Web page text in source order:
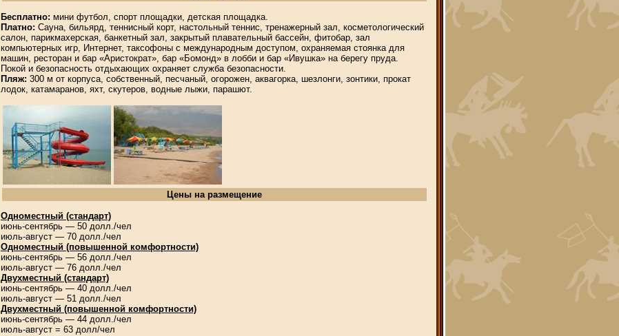
Бесплатно: мини футбол, спорт площадки, детская площадка.
Платно: Сауна, бильярд, теннисный корт, настольный теннис, тренажерный зал, косметологический
салон, парикмахерская, банкетный зал, закрытый плавательный бассейн, фитобар, зал
компьютерных игр, Интернет, таксофоны с международным доступом, охраняемая стоянка для
машин, ресторан и бар «Аристократ», бар «Бомонд» в лобби и бар «Ивушка» на берегу пруда.
Покой и безопасность отдыхающих охраняет служба безопасности.
Пляж: 300 м от корпуса, собственный, песчаный, огорожен, аквагорка, шезлонги, зонтики, прокат
лодок, катамаранов, яхт, скутеров, водные лыжи, парашют.
Цены на размещение
Одноместный (стандарт)
июнь-сентябрь — 50 долл./чел
июль-август — 70 долл./чел
Одноместный (повышенной комфортности)
июнь-сентябрь — 56 долл./чел
июль-август — 76 долл./чел
Двухместный (стандарт)
июнь-сентябрь — 40 долл./чел
июль-август — 51 долл./чел
Двухместный (повышенной комфортности)
июнь-сентябрь — 44 долл./чел
июль-август = 63 долл/чел